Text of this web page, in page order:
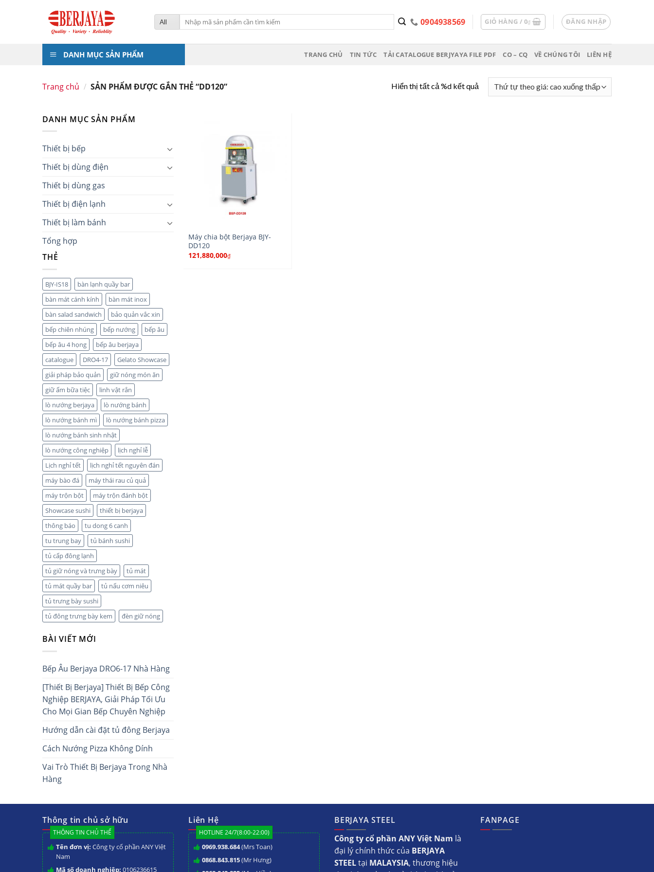
Tìm
kiếm:
0904938569 GIỎ HÀNG / 0₫ ĐĂNG NHẬP
DANH MỤC SẢN PHẨM TRANG CHỦ TIN TỨC TẢI CATALOGUE BERJYAYA FILE PDF CO – CQ VỀ CHÚNG TÔI LIÊN HỆ
Trang chủ / SẢN PHẨM ĐƯỢC GẮN THẺ “DD120” Hiển thị tất cả %d kết quả
DANH MỤC SẢN PHẨM
Thiết bị bếp
Thiết bị dùng điện
Thiết bị dùng gas
Thiết bị điện lạnh
Thiết bị làm bánh
Tổng hợp
THẺ
BJY-IS18
bàn lạnh quầy bar
bàn mát cánh kính
bàn mát inox
bàn salad sandwich
bảo quản vắc xin
bếp chiên nhúng
bếp nướng
bếp âu
bếp âu 4 họng
bếp âu berjaya
catalogue
DRO4-17
Gelato Showcase
giải pháp bảo quản
giữ nóng món ăn
giữ ấm bữa tiệc
linh vật rắn
lò nướng berjaya
lò nướng bánh
lò nướng bánh mì
lò nướng bánh pizza
lò nướng bánh sinh nhật
lò nướng công nghiệp
lịch nghỉ lễ
Lịch nghỉ tết
lịch nghỉ tết nguyên đán
máy bào đá
máy thái rau củ quả
máy trộn bột
máy trộn đánh bột
Showcase sushi
thiết bị berjaya
thông báo
tu dong 6 canh
tu trung bay
tủ bánh sushi
tủ cấp đông lạnh
tủ giữ nóng và trưng bày
tủ mát
tủ mát quầy bar
tủ nấu cơm niêu
tủ trưng bày sushi
tủ đông trưng bày kem
đèn giữ nóng
BÀI VIẾT MỚI
Bếp Âu Berjaya DRO6-17 Nhà Hàng
[Thiết Bị Berjaya] Thiết Bị Bếp Công
Nghiệp BERJAYA, Giải Pháp Tối Ưu
Cho Mọi Gian Bếp Chuyên Nghiệp
Hướng dẫn cài đặt tủ đông Berjaya
Cách Nướng Pizza Không Dính
Vai Trò Thiết Bị Berjaya Trong Nhà
Hàng
Máy chia bột Berjaya BJY-
DD120
121,880,000₫
Thông tin chủ sở hữu
THÔNG TIN CHỦ THỂ
Tên đơn vị: Công ty cổ phần ANY Việt
Nam
Mã số doanh nghiệp: 0106236615
Liên Hệ
HOTLINE 24/7(8:00-22:00)
0969.938.684(Mrs Toan)
0868.843.815(Mr Hưng)
BERJAYA STEEL
Công ty cổ phần ANY Việt Nam là
đại lý chính thức của BERJAYA
STEELtại MALAYSIA, thương hiệu
FANPAGE